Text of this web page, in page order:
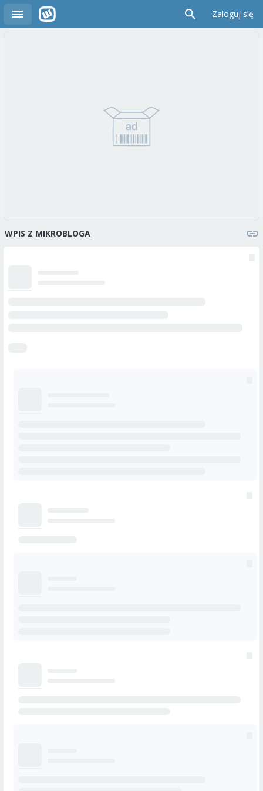
Zaloguj się
WPIS Z MIKROBLOGA